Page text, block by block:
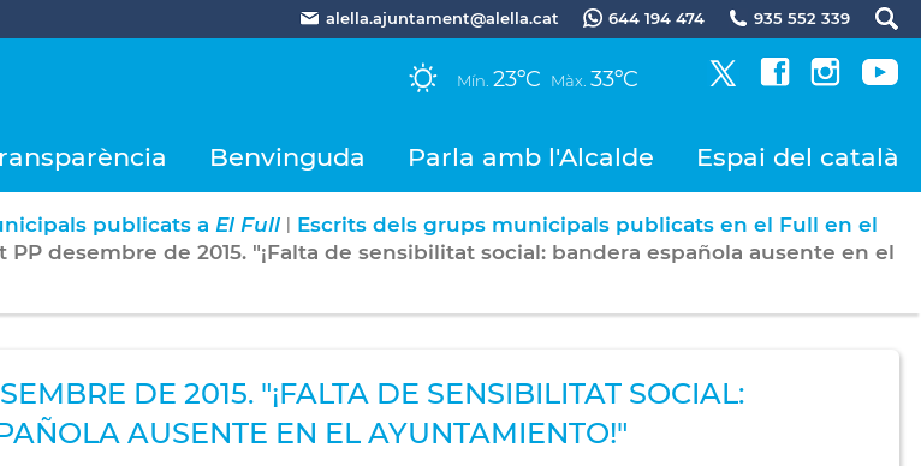
alella.ajuntament@alella.cat 644 194 474 935 552 339
Mín. 23ºC Màx. 33ºC
Benvinguda Parla amb l'Alcalde Espai del català
publicats a El Full | Escrits dels grups municipals publicats en el Full en el
PP desembre de 2015. "¡Falta de sensibilitat social: bandera española ausente en el
DE 2015. "¡FALTA DE SENSIBILITAT SOCIAL:
AUSENTE EN EL AYUNTAMIENTO!"